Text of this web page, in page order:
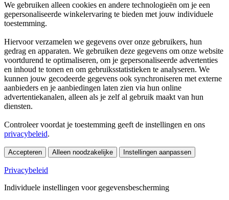
We gebruiken alleen cookies en andere technologieën om je een
gepersonaliseerde winkelervaring te bieden met jouw individuele
toestemming.
Hiervoor verzamelen we gegevens over onze gebruikers, hun
gedrag en apparaten. We gebruiken deze gegevens om onze website
voortdurend te optimaliseren, om je gepersonaliseerde advertenties
en inhoud te tonen en om gebruiksstatistieken te analyseren. We
kunnen jouw gecodeerde gegevens ook synchroniseren met externe
aanbieders en je aanbiedingen laten zien via hun online
advertentiekanalen, alleen als je zelf al gebruik maakt van hun
diensten.
Controleer voordat je toestemming geeft de instellingen en ons
privacybeleid.
Accepteren Alleen noodzakelijke Instellingen aanpassen
Privacybeleid
Individuele instellingen voor gegevensbescherming